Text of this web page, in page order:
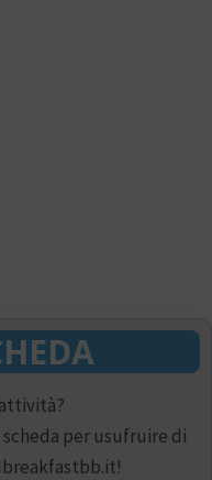
per usufruire di